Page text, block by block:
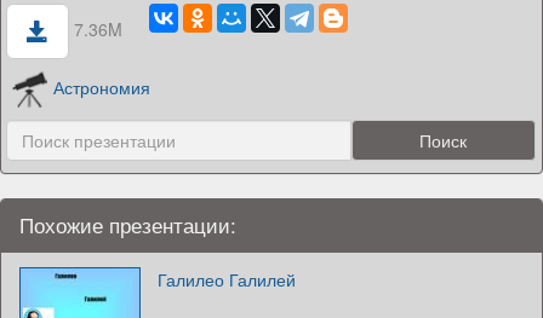
7.36M
Астрономия
Похожие презентации:
Галилео Галилей